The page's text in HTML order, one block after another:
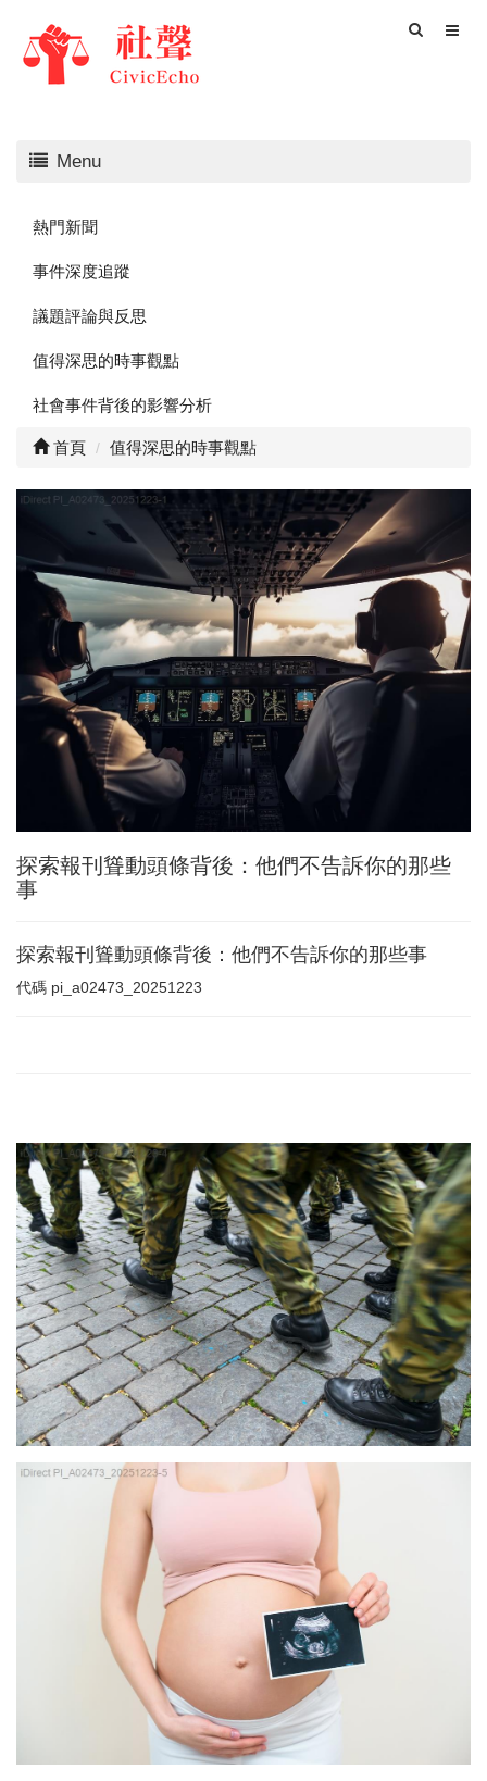
Menu
熱門新聞
事件深度追蹤
議題評論與反思
值得深思的時事觀點
社會事件背後的影響分析
首頁 值得深思的時事觀點
探索報刊聳動頭條背後：他們不告訴你的那些
事
探索報刊聳動頭條背後：他們不告訴你的那些事
代碼 pi_a02473_20251223